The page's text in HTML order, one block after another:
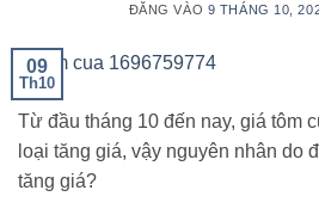
ĐĂNG VÀO 9 THÁNG 10,
09
Th10
Từ đầu tháng 10 đến nay, giá tôm
loại tăng giá, vậy nguyên nhân do
tăng giá?